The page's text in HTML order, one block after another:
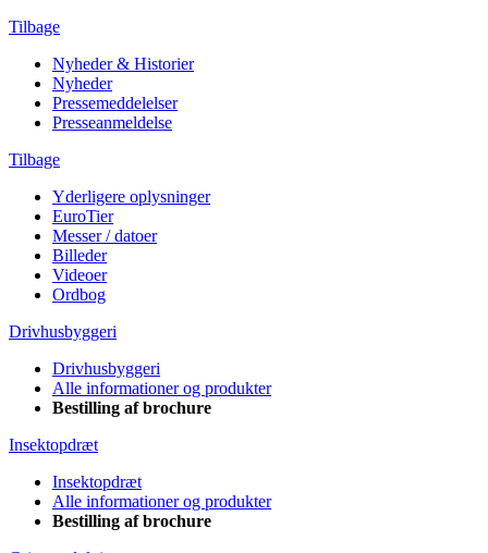
Tilbage
Nyheder & Historier
Nyheder
Pressemeddelelser
Presseanmeldelse
Tilbage
Yderligere oplysninger
EuroTier
Messer / datoer
Billeder
Videoer
Ordbog
Drivhusbyggeri
Drivhusbyggeri
Alle informationer og produkter
Bestilling af brochure
Insektopdræt
Insektopdræt
Alle informationer og produkter
Bestilling af brochure